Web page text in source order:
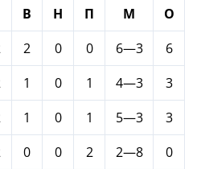
В Н П М
О
2 0 0 6—3
6
1 0 1 4—3
3
1 0 1 5—3
3
0 0 2 2—8 0